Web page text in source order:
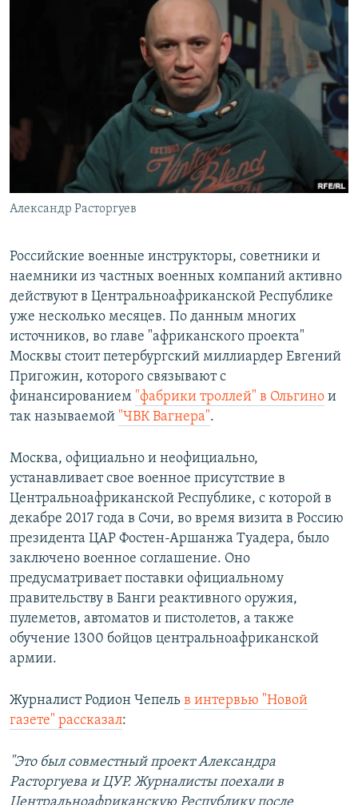
Александр Расторгуев
Российские военные инструкторы, советники и
наемники из частных военных компаний активно
действуют в Центральноафриканской Республике
уже несколько месяцев. По данным многих
источников, во главе "африканского проекта"
Москвы стоит петербургский миллиардер Евгений
Пригожин, которого связывают с
финансированием "фабрики троллей" в Ольгино и
так называемой "ЧВК Вагнера".
Москва, официально и неофициально,
устанавливает свое военное присутствие в
Центральноафриканской Республике, с которой в
декабре 2017 года в Сочи, во время визита в Россию
президента ЦАР Фостен-Аршанжа Туадера, было
заключено военное соглашение. Оно
предусматривает поставки официальному
правительству в Банги реактивного оружия,
пулеметов, автоматов и пистолетов, а также
обучение 1300 бойцов центральноафриканской
армии.
Журналист Родион Чепель в интервью "Новой
газете" рассказал:
"Это был совместный проект Александра
Расторгуева и ЦУР. Журналисты поехали в